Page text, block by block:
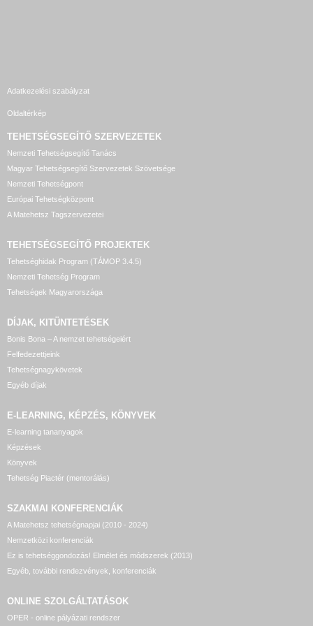
Adatkezelési szabályzat
Oldaltérkép
TEHETSÉGSEGÍTŐ SZERVEZETEK
Nemzeti Tehetségsegítő Tanács
Magyar Tehetségsegítő Szervezetek Szövetsége
Nemzeti Tehetségpont
Európai Tehetségközpont
A Matehetsz Tagszervezetei
TEHETSÉGSEGÍTŐ PROJEKTEK
Tehetséghidak Program (TÁMOP 3.4.5)
Nemzeti Tehetség Program
Tehetségek Magyarországa
DÍJAK, KITÜNTETÉSEK
Bonis Bona – A nemzet tehetségeiért
Felfedezettjeink
Tehetségnagykövetek
Egyéb díjak
E-LEARNING, KÉPZÉS, KÖNYVEK
E-learning tananyagok
Képzések
Könyvek
Tehetség Piactér (mentorálás)
SZAKMAI KONFERENCIÁK
A Matehetsz tehetségnapjai (2010 - 2024)
Nemzetközi konferenciák
Ez is tehetséggondozás! Elmélet és módszerek (2013)
Egyéb, további rendezvények, konferenciák
ONLINE SZOLGÁLTATÁSOK
OPER - online pályázati rendszer